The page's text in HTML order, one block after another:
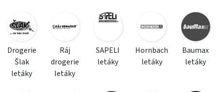
Drogerie
Šlak
letáky
Ráj
drogerie
letáky
SAPELI
letáky
Hornbach
letáky
Baumax
letáky